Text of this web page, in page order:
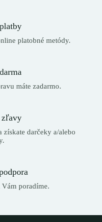
platobné metódy.
máte zadarmo.
zľavy
získate darčeky a/alebo
poradíme.